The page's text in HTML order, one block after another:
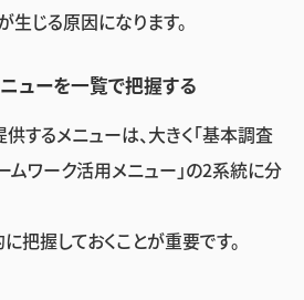
じる原因になります。
ューを一覧で把握する
するメニューは、大きく「基本調査
ムワーク活用メニュー」の2系統に分
把握しておくことが重要です。